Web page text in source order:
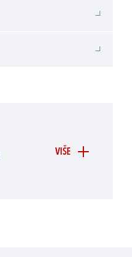
VIŠE